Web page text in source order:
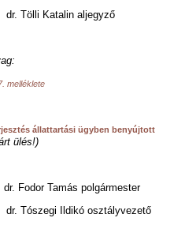
Katalin aljegyző
melléklete
állattartási ügyben benyújtott
ülés!)
Fodor Tamás polgármester
Ildikó osztályvezető